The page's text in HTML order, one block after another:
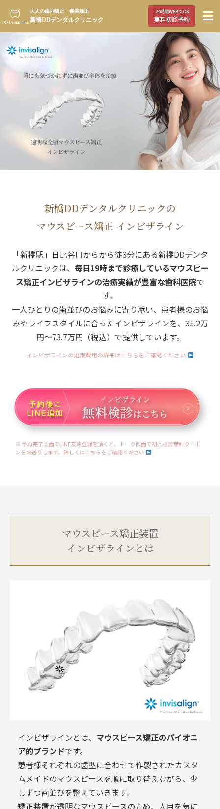
大人の歯列矯正・審美矯正
新橋DDデンタルクリニック
24時間WEBでOK
無料初診予約
新橋DDデンタルクリニックの
マウスピース矯正 インビザライン
「新橋駅」日比谷口からから徒3分にある新橋DDデンタ
ルクリニックは、 毎日19時まで診療しているマウスピー
ス矯正インビザラインの治療実績が豊富な歯科医院で
す。
一人ひとりの歯並びのお悩みに寄り添い、患者様のお悩
みやライフスタイルに合ったインビザラインを、 35.2万
円～73.7万円（税込）で提供しています。
インビザラインの治療費用の詳細はこちらをご確認ください
※ 予約完了画面でLINE友達登録を頂くと、トーク画面で初回検診無料クーポ
ンをお送りします。詳しくはこちらをご確認ください
マウスピース矯正装置
インビザラインとは
インビザラインとは、 マウスピース矯正のパイオニ
ア的ブランドです。
患者様それぞれの歯型に合わせて作製されたカスタ
ムメイドのマウスピースを順に取り替えながら、少
しずつ歯並びを整えていきます。
矯正装置が透明なマウスピースのため、人目を気に